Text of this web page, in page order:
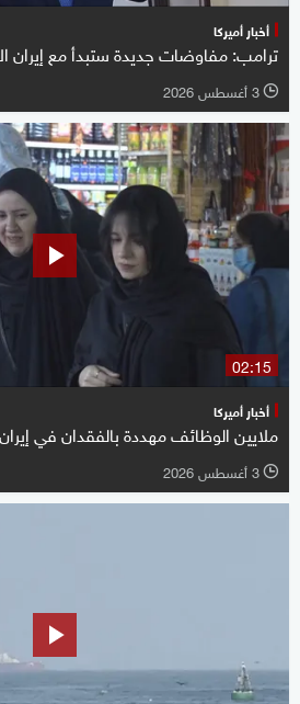
أخبار أميركا
ترامب: مفاوضات جديدة ستبدأ مع إيران
l 3 أغسطس 2026
02:15
أخبار أميركا
ملايين الوظائف مهددة بالفقدان في
l 3 أغسطس 2026